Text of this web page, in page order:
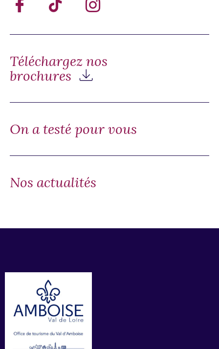
Téléchargez nos
brochures
On a testé pour vous
Nos actualités